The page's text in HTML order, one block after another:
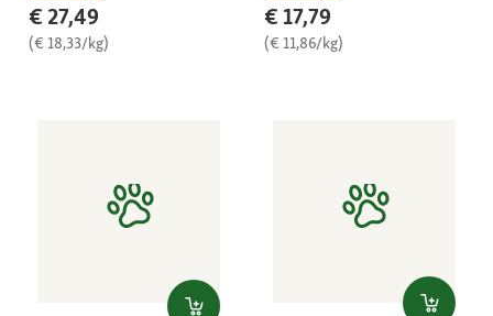
€ 27,49
(€ 18,33/kg)
€ 17,79
(€ 11,86/kg)